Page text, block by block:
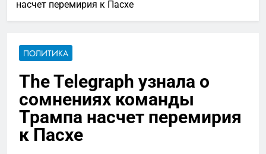
насчет перемирия к Пасхе
ПОЛИТИКА
The Telegraph узнала о
сомнениях команды
Трампа насчет перемирия
к Пасхе